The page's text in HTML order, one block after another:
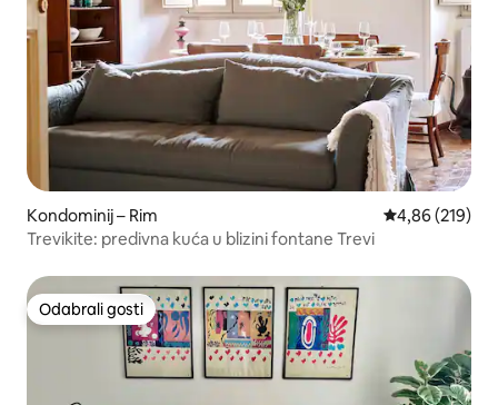
Kondominij – Rim Prosječna
4,86 (219)
Trevikite: predivna kuća u blizini fontane Trevi
Odabrali gosti
Odabrali gosti